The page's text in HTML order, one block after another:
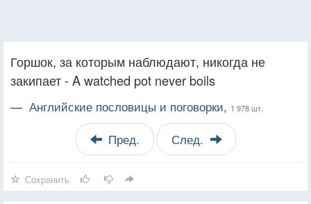
Горшок, за которым наблюдают, никогда не
закипает - A watched pot never boils
— Английские пословицы и поговорки, 1 978 шт.
Пред. След.
Сохранить